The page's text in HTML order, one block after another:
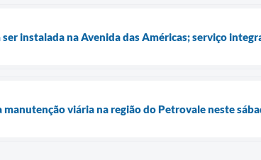
ser instalada na Avenida das Américas; serviço
viária na região do Petrovale neste